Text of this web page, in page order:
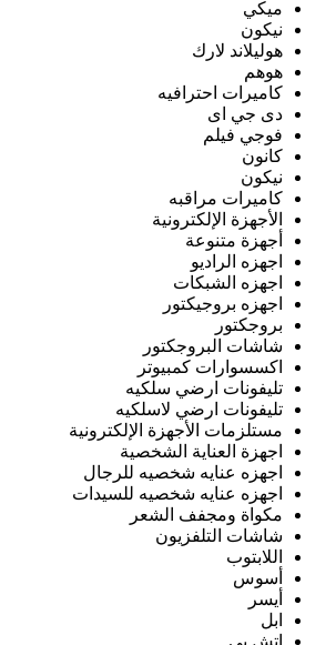
ميكي
نيكون
هوليلاند لارك
هوهم
كاميرات احترافيه
دى جي اى
فوجي فيلم
كانون
نيكون
كاميرات مراقبه
الأجهزة الإلكترونية
أجهزة متنوعة
اجهزه الراديو
اجهزه الشبكات
اجهزه بروجيكتور
بروجكتور
شاشات البروجكتور
اكسسوارات كمبيوتر
تليفونات ارضي سلكيه
تليفونات ارضي لاسلكيه
مستلزمات الأجهزة الإلكترونية
اجهزة العناية الشخصية
اجهزه عنايه شخصيه للرجال
اجهزه عنايه شخصيه للسيدات
مكواة ومجفف الشعر
شاشات التلفزيون
اللابتوب
أسوس
أيسر
ابل